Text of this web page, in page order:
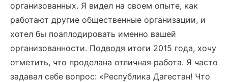
организованных. Я видел на своем опыте, как
работают другие общественные организации, и
хотел бы поаплодировать именно вашей
организованности. Подводя итоги 2015 года, хочу
отметить, что проделана отличная работа. Я часто
задавал себе вопрос: «Республика Дагестан! Что